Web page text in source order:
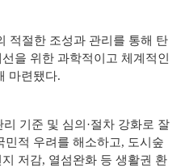
적절한 조성과 관리를 통해 탄
을 위한 과학적이고 체계적인
마련됐다.
기준 및 심의·절차 강화로 잘
적 우려를 해소하고, 도시숲
저감, 열섬완화 등 생활권 환